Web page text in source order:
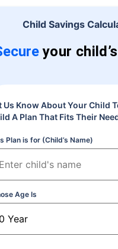
Child Savings
your
Us Know About Your Child
A Plan That Fits Their
Plan is for (Child’s Name)
Age Is